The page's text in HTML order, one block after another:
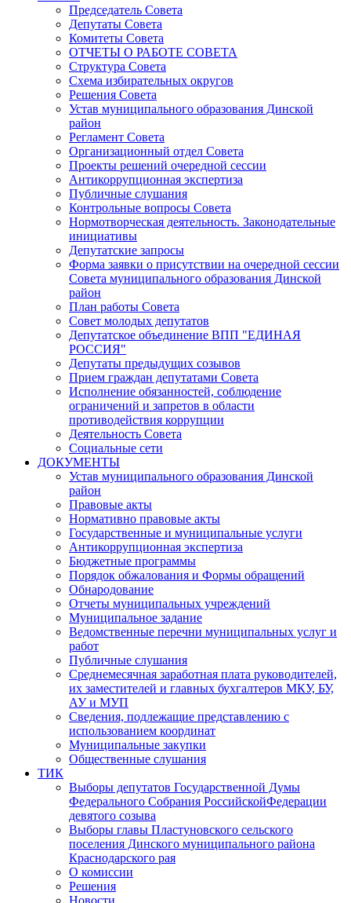
Председатель Совета
Депутаты Совета
Комитеты Совета
ОТЧЕТЫ О РАБОТЕ СОВЕТА
Структура Совета
Схема избирательных округов
Решения Совета
Устав муниципального образования Динской
район
Регламент Совета
Организационный отдел Совета
Проекты решений очередной сессии
Антикоррупционная экспертиза
Публичные слушания
Контрольные вопросы Совета
Нормотворческая деятельность. Законодательные
инициативы
Депутатские запросы
Форма заявки о присутствии на очередной сессии
Совета муниципального образования Динской
район
План работы Совета
Совет молодых депутатов
Депутатское объединение ВПП "ЕДИНАЯ
РОССИЯ"
Депутаты предыдущих созывов
Прием граждан депутатами Совета
Исполнение обязанностей, соблюдение
ограничений и запретов в области
противодействия коррупции
Деятельность Совета
Социальные сети
ДОКУМЕНТЫ
Устав муниципального образования Динской
район
Правовые акты
Нормативно правовые акты
Государственные и муниципальные услуги
Антикоррупционная экспертиза
Бюджетные программы
Порядок обжалования и Формы обращений
Обнародование
Отчеты муниципальных учреждений
Муниципальное задание
Ведомственные перечни муниципальных услуг и
работ
Публичные слушания
Среднемесячная заработная плата руководителей,
их заместителей и главных бухгалтеров МКУ, БУ,
АУ и МУП
Сведения, подлежащие представлению с
использованием координат
Муниципальные закупки
Общественные слушания
ТИК
Выборы депутатов Государственной Думы
Федерального Собрания РоссийскойФедерации
девятого созыва
Выборы главы Пластуновского сельского
поселения Динского муниципального района
Краснодарского рая
О комиссии
Решения
Новости